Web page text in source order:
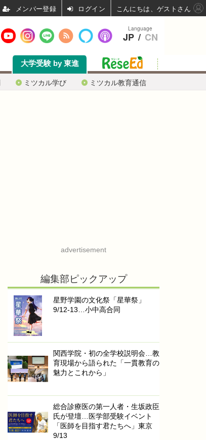
ミツカル学び ミツカル教育通信
大学受験 by 東進
advertisement
編集部ピックアップ
星野学園の文化祭「星華祭」
9/12-13…小中高合同
関西学院・初の全学校説明会…教
育現場から語られた「一貫教育の
魅力とこれから」
総合診療医の第一人者・生坂政臣
氏が登壇…医学部受験イベント
「医師を目指す君たちへ」東京
9/13
Language
JP / CN
ログイン こんにちは、ゲストさん